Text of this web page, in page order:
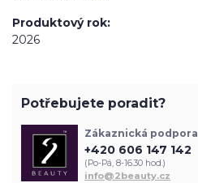
Produktový rok
2026
Potřebujete poradit?
Zákaznická podpora
+420 606 147 142
(Po-Pá, 8-16.30 hod.)
info@2beauty.cz